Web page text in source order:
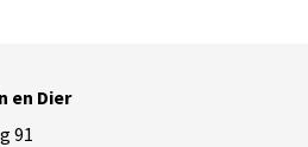
en Dier
91